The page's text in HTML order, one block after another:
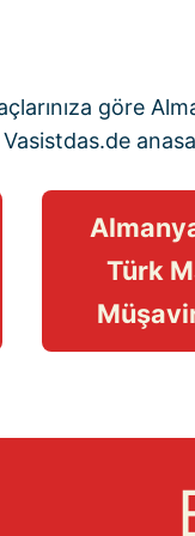
göre
Vasistdas.de
Türk